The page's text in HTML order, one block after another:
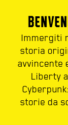
Immergiti
storia
avvincente
Liberty
storie da